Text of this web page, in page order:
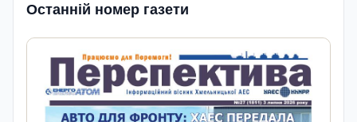
Останній номер газети